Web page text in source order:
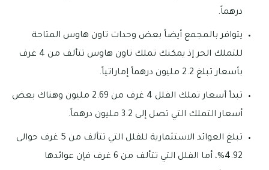
درهماً.
يتوافر بالمجمع أيضاً بعض وحدات تاون هاوس المتاحة
للتملك الحر إذ يمكنك تملك تاون هاوس تتألف من 4 غرف
بأسعار تبلغ 2.2 مليون درهماً إماراتياً.
تبدأ أسعار تملك الفلل 4 غرف من 2.69 مليون وهناك بعض
أسعار التملك التي تصل إلى 3.2 مليون درهماً.
تبلغ العوائد الاستثمارية للفلل التي تتألف من 5 غرف حوالى
4.92%، أما الفلل التي تتألف من 6 غرف فإن عوائدها